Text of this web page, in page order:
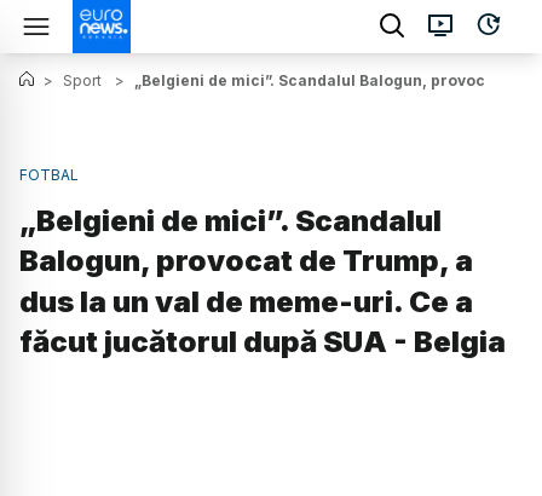
> Sport > „Belgieni de mici”. Scandalul Balogun, provocat de
FOTBAL
„Belgieni de mici”. Scandalul
Balogun, provocat de Trump, a
dus la un val de meme-uri. Ce a
făcut jucătorul după SUA - Belgia